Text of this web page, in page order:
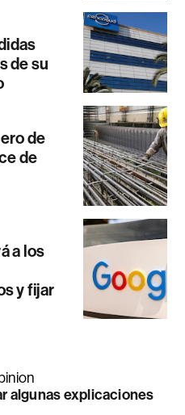
de su
de
de
a los
y fijar
algunas explicaciones